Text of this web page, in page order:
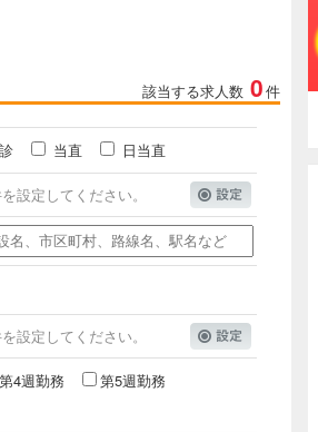
該当する求人数 0件
当直 日当直
設定してください。
設定してください。
第4週勤務
第5週勤務